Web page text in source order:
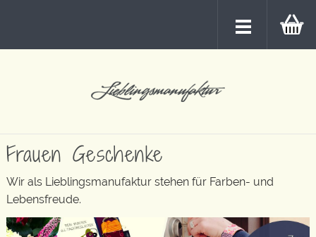
Frauen Geschenke
Wir als Lieblingsmanufaktur stehen für Farben- und
Lebensfreude.